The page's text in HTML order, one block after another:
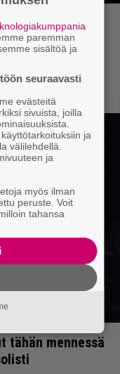
viiden tähden
kirjoitettu
tähän mennessä
paremman
sisältöä ja
seuraavasti
evästeitä
sivuista, joilla
ja
välilehdellä.
ja
myös ilman
peruste. Voit
tahansa